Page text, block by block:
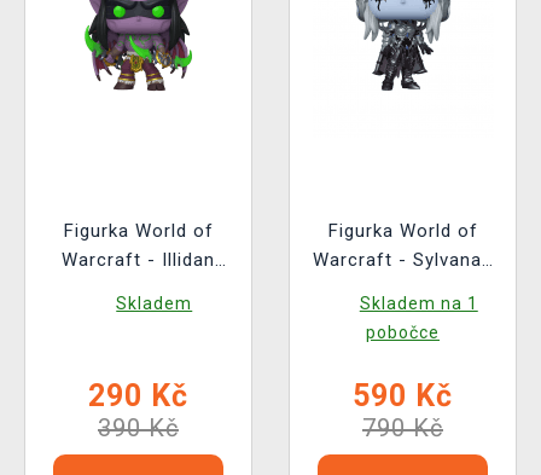
Figurka World of
Warcraft - Illidan
1101)
Skladem
290 Kč
390 Kč
Figurka World of
Warcraft - Sylvanas
Games 990)
Skladem na 1
pobočce
590 Kč
790 Kč